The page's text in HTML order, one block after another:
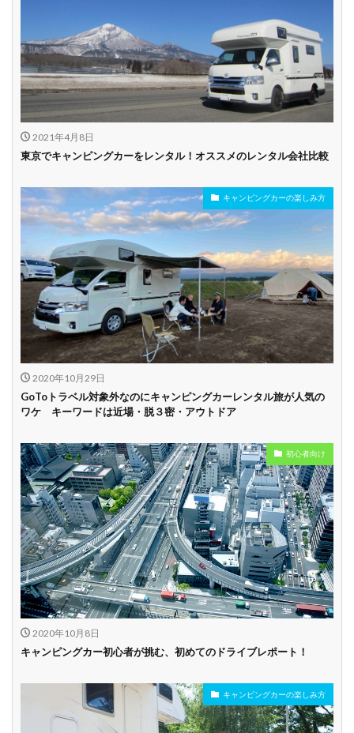
駅配車あり 多言語対応 年末年始営業
配車サービスあり
マイカー預かりあ
り
カード支払い可
ビジネス利用 カップル向き ファミリー向き
シニア向き
貸し出しオプショ
ン充実
新車多数あり
キャンプ道具貸し
出し有り
試乗プラン有り
キャンペーン開催
中
長期割引
学割 早割
2021年4月8日
東京でキャンピングカーをレンタル！オススメのレンタル会社比較
キャンピングカーの楽しみ方
2020年10月29日
GoToトラベル対象外なのにキャンピングカーレンタル旅が人気の
ワケ キーワードは近場・脱３密・アウトドア
初心者向け
2020年10月8日
キャンピングカー初心者が挑む、初めてのドライブレポート！
キャンピングカーの楽しみ方